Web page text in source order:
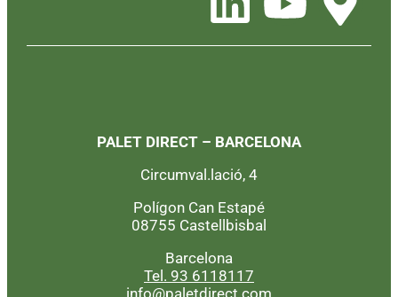
PALET DIRECT – BARCELONA
Circumval.lació, 4
Polígon Can Estapé
08755 Castellbisbal
Barcelona
Tel. 93 6118117